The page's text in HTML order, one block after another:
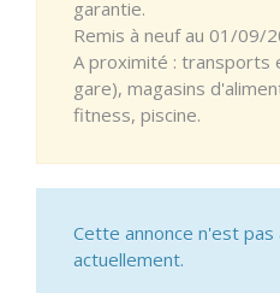
garantie.
Remis à neuf au 01/09/
A proximité : transports
gare), magasins
fitness, piscine.
Cette annonce n'est pas
actuellement.